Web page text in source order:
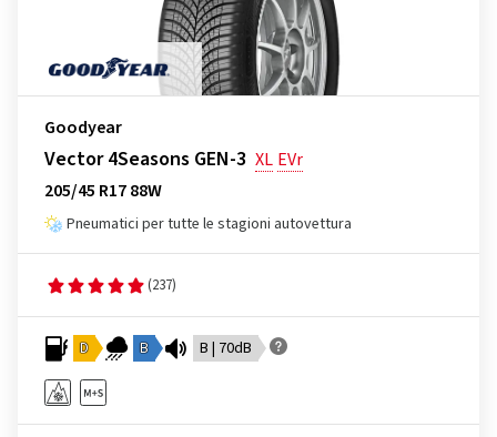
Goodyear
Vector 4Seasons GEN-3 XL EVr
205/45 R17 88W
Pneumatici per tutte le stagioni autovettura
(237)
D B B | 70dB